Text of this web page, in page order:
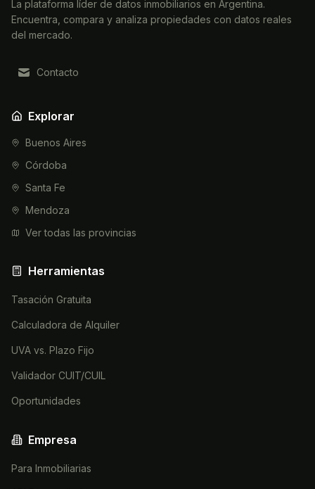
La plataforma líder de datos inmobiliarios en Argentina.
Encuentra, compara y analiza propiedades con datos reales
del mercado.
Contacto
Explorar
Buenos Aires
Córdoba
Santa Fe
Mendoza
Ver todas las provincias
Herramientas
Tasación Gratuita
Calculadora de Alquiler
UVA vs. Plazo Fijo
Validador CUIT/CUIL
Oportunidades
Empresa
Para Inmobiliarias